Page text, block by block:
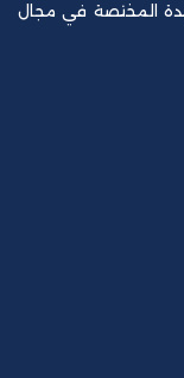
المختصة في مجال